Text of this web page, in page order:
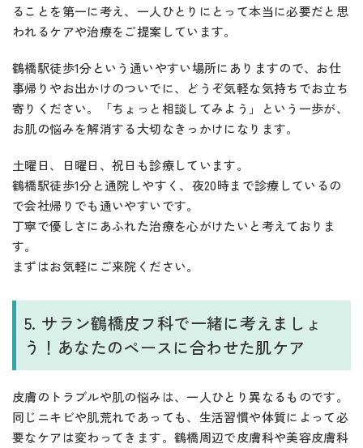
ることを第一に考え、一人ひとりにとって本当に必要だと思
われるケアや治療をご提案しています。
鶴橋駅徒歩1分という通いやすい場所にありますので、お仕
事帰りやお出かけのついでに、どうぞ気軽な気持ちでお立ち
寄りください。「ちょっと相談してみよう」という一歩が、
お肌の悩みを解消する大切なきっかけになります。
土曜日、日曜日、祝日も診療しています。
鶴橋駅徒歩1分と通院しやすく、夜20時まで診療しているの
で会社帰りでも通いやすいです。
丁寧で優しさにあふれた治療を心がけたいと考えておりま
す。
まずはお気軽にご来院ください。
5. サラン鶴橋皮フ科で一緒に考えましょ
う！あなたのペースに合わせた肌ケア
皮膚のトラブルや肌の悩みは、一人ひとり異なるものです。
同じニキビや肌荒れであっても、生活習慣や体質によって必
要なケアは変わってきます。鶴橋周辺で皮膚科や美容皮膚科